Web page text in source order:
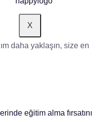
X
daha yaklaşın, size en
eğitim alma fırsatını